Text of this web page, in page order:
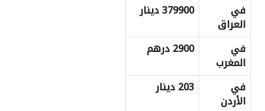
في
العراق
379900 دينار
في
المغرب
2900 درهم
في
الأردن
203 دينار